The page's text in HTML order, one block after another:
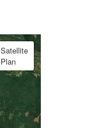
Satellite
Plan